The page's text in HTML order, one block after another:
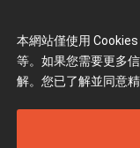
本網站僅使用
等。如果您需要更多
解。您已了解並同意